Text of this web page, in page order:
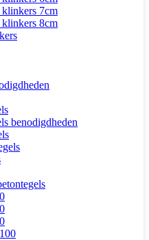
klinkers 7cm
klinkers 8cm
benodigdheden